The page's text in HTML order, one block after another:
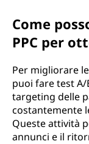
Come
PPC per
Per migliorare
puoi fare test
targeting delle
costantemente
Queste attività
annunci e il